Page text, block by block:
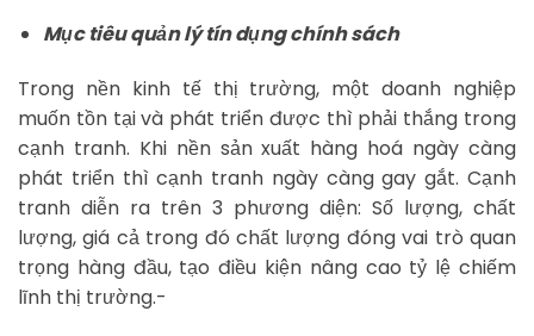
Mục tiêu quản lý tín dụng chính sách
Trong nền kinh tế thị trường, một doanh nghiệp
muốn tồn tại và phát triển được thì phải thắng trong
cạnh tranh. Khi nền sản xuất hàng hoá ngày càng
phát triển thì cạnh tranh ngày càng gay gắt. Cạnh
tranh diễn ra trên 3 phương diện: Số lượng, chất
lượng, giá cả trong đó chất lượng đóng vai trò quan
trọng hàng đầu, tạo điều kiện nâng cao tỷ lệ chiếm
lĩnh thị trường.-